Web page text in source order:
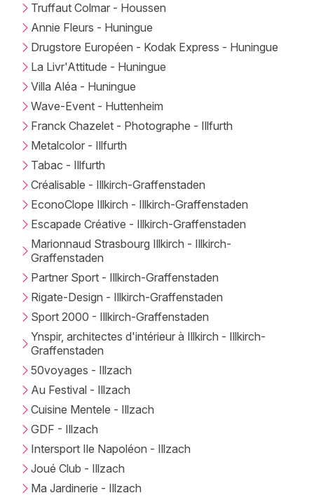
Truffaut Colmar - Houssen
Annie Fleurs - Huningue
Drugstore Européen - Kodak Express - Huningue
La Livr'Attitude - Huningue
Villa Aléa - Huningue
Wave-Event - Huttenheim
Franck Chazelet - Photographe - Illfurth
Metalcolor - Illfurth
Tabac - Illfurth
Créalisable - Illkirch-Graffenstaden
EconoClope Illkirch - Illkirch-Graffenstaden
Escapade Créative - Illkirch-Graffenstaden
Marionnaud Strasbourg Illkirch - Illkirch-
Graffenstaden
Partner Sport - Illkirch-Graffenstaden
Rigate-Design - Illkirch-Graffenstaden
Sport 2000 - Illkirch-Graffenstaden
Ynspir, architectes d'intérieur à Illkirch - Illkirch-
Graffenstaden
50voyages - Illzach
Au Festival - Illzach
Cuisine Mentele - Illzach
GDF - Illzach
Intersport Ile Napoléon - Illzach
Joué Club - Illzach
Ma Jardinerie - Illzach